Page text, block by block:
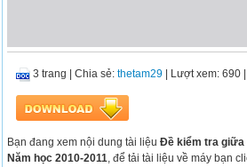
3 trang |Chia sẻ:thetam29 | Lượt xem: 690
Bạn đang xem nội dung tài liệuĐề kiểm tra giữa
Năm học 2010-2011, để tải tài liệu về máy bạn